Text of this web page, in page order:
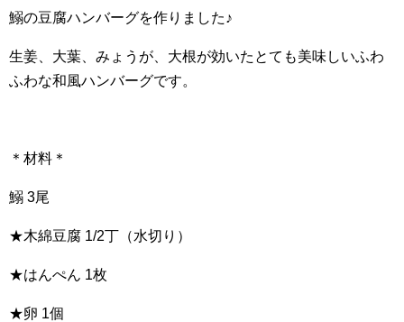
鰯の豆腐ハンバーグを作りました♪
生姜、大葉、みょうが、大根が効いたとても美味しいふわ
ふわな和風ハンバーグです。
＊材料＊
鰯 3尾
★木綿豆腐 1/2丁（水切り）
★はんぺん 1枚
★卵 1個